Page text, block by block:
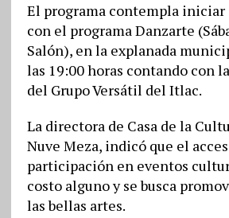
El programa contempla iniciar
con el programa Danzarte
Salón), en la explanada
las 19:00 horas contando con
del Grupo Versátil del Itlac.
La directora de Casa de la
Nuve Meza, indicó que el
participación en eventos
costo alguno y se busca
las bellas artes.